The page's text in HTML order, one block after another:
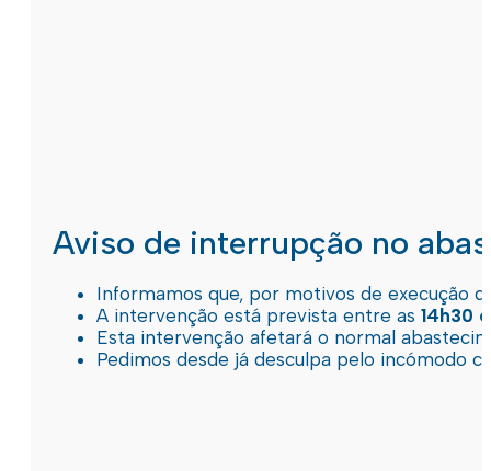
Aviso de interrupção no
Informamos que, por motivos de execução
A intervenção está prevista entre as 14h30
Esta intervenção afetará o normal
Pedimos desde já desculpa pelo incómodo